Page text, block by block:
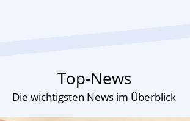
Top-News
Die wichtigsten News im Überblick